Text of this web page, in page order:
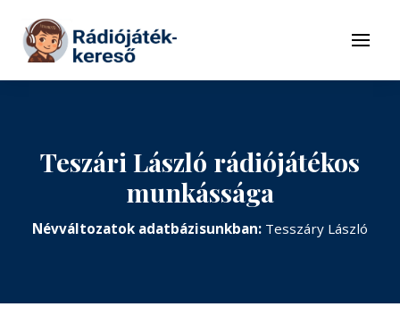
Tovább a tartalomhoz
Menü
Teszári László rádiójátékos
munkássága
Névváltozatok adatbázisunkban: Tesszáry László